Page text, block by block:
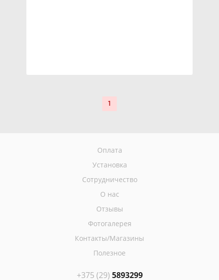
1
Оплата
Установка
Сотрудничество
О нас
Отзывы
Фотогалерея
Контакты/Магазины
Полезное
+375 (29) 5893299